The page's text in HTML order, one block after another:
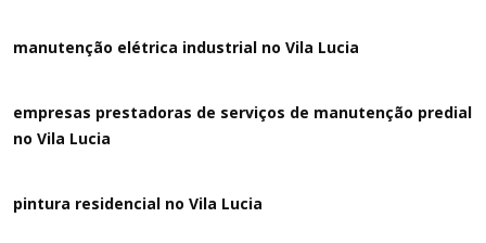
manutenção elétrica industrial no Vila Lucia
empresas prestadoras de serviços de manutenção predial
no Vila Lucia
pintura residencial no Vila Lucia